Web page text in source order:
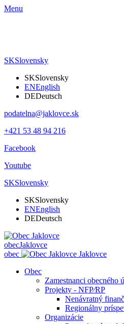
Menu
SKSlovensky
SKSlovensky
ENEnglish
DEDeutsch
podatelna@jaklovce.sk
+421 53 48 94 216
Facebook
Youtube
SKSlovensky
SKSlovensky
ENEnglish
DEDeutsch
obecJaklovce
obec
Jaklovce
Obec
Zamestnanci obecného
Projekty - NFP⁄RP
Nenávratný
Regionálny
Organizácie